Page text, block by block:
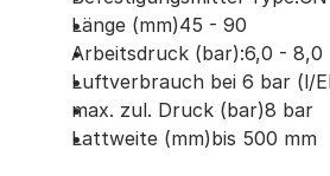
Länge (mm)45 - 90
Arbeitsdruck (bar):6,0 - 8,0
Luftverbrauch bei 6 bar (l/
max. zul. Druck (bar)8 bar
Lattweite (mm)bis 500 mm